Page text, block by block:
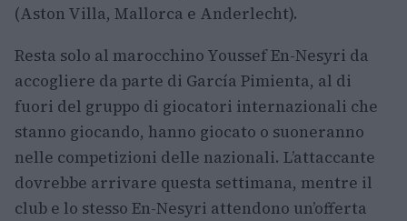
(Aston Villa, Mallorca e Anderlecht).
Resta solo al marocchino Youssef En-Nesyri da
accogliere da parte di García Pimienta, al di
fuori del gruppo di giocatori internazionali che
stanno giocando, hanno giocato o suoneranno
nelle competizioni delle nazionali. L’attaccante
dovrebbe arrivare questa settimana, mentre il
club e lo stesso En-Nesyri attendono un’offerta